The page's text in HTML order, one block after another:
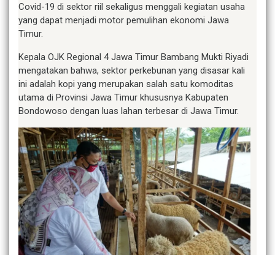
Covid-19 di sektor riil sekaligus menggali kegiatan usaha
yang dapat menjadi motor pemulihan ekonomi Jawa
Timur.
Kepala OJK Regional 4 Jawa Timur Bambang Mukti Riyadi
mengatakan bahwa, sektor perkebunan yang disasar kali
ini adalah kopi yang merupakan salah satu komoditas
utama di Provinsi Jawa Timur khususnya Kabupaten
Bondowoso dengan luas lahan terbesar di Jawa Timur.